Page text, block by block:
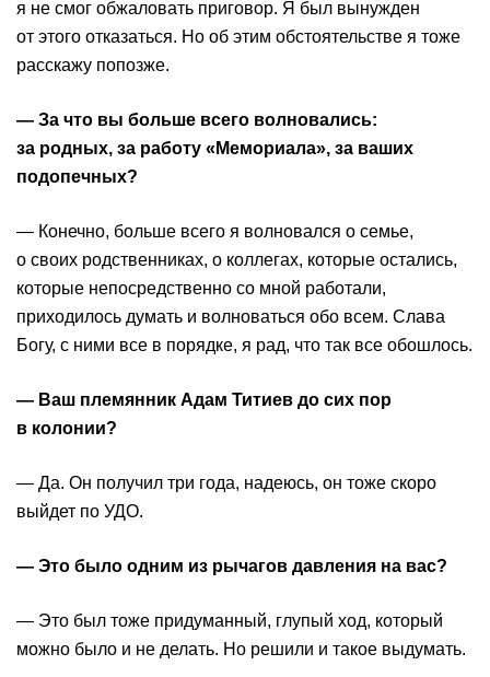
я не смог обжаловать приговор. Я был вынужден
от этого отказаться. Но об этим обстоятельстве я тоже
расскажу попозже.
— За что вы больше всего волновались:
за родных, за работу «Мемориала», за ваших
подопечных?
— Конечно, больше всего я волновался о семье,
о своих родственниках, о коллегах, которые остались,
которые непосредственно со мной работали,
приходилось думать и волноваться обо всем. Слава
Богу, с ними все в порядке, я рад, что так все обошлось.
— Ваш племянник Адам Титиев до сих пор
в колонии?
— Да. Он получил три года, надеюсь, он тоже скоро
выйдет по УДО.
— Это было одним из рычагов давления на вас?
— Это был тоже придуманный, глупый ход, который
можно было и не делать. Но решили и такое выдумать.